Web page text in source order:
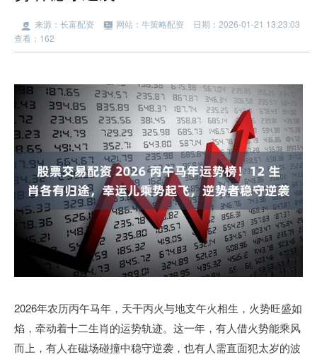
来源：长富配资 网站：牛策略配资
日期：2026-01-21 13:23:03
查看：162
2026年农历丙午马年，天干丙火与地支午火相生，火势旺盛如
焰，牵动着十二生肖的运势轨迹。这一年，有人借火势能乘风
而上，有人在磁场碰撞中稳守逆袭，也有人需直面犯太岁的波